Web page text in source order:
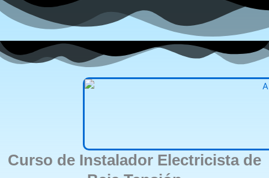
Curso de Instalador Electricista de